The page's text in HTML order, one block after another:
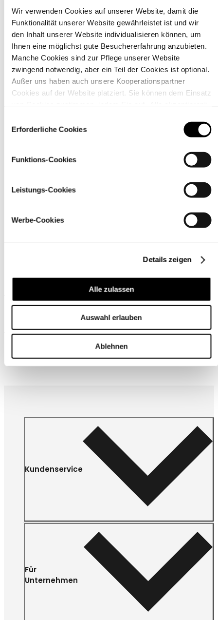
Wir verwenden Cookies auf unserer Website, damit die
Funktionalität unserer Website gewährleistet ist und wir
den Inhalt unserer Website individualisieren können, um
Ihnen eine möglichst gute Besuchererfahrung anzubieten.
Manche Cookies sind zur Pflege unserer Website
zwingend notwendig, aber ein Teil der Cookies ist optional.
Außer uns haben auch unsere Kooperationspartner
Cookies auf der Website platziert. Sie können dem Einsatz
über den Link „Cookie-Einstellungen
Erforderliche Cookies
Funktions-Cookies
Leistungs-Cookies
Werbe-Cookies
Details zeigen
Alle zulassen
Auswahl erlauben
Ablehnen
Material
Pflegehinweise
Ähnliche Produkte
Wird oft zusammen gekauft
Kundenservice
Für
Unternehmen